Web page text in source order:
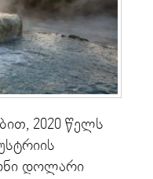
2020 წელს
დოლარი